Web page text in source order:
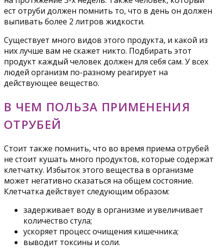
ест отруби должен помнить то, что в день он должен
выпивать более 2 литров жидкости.
Существует много видов этого продукта, и какой из
них лучше вам не скажет никто. Подбирать этот
продукт каждый человек должен для себя сам. У всех
людей организм по-разному реагирует на
действующее вещество.
В ЧЕМ ПОЛЬЗА ПРИМЕНЕНИЯ
ОТРУБЕЙ
Стоит также помнить, что во время приема отрубей
не стоит кушать много продуктов, которые содержат
клетчатку. Избыток этого вещества в организме
может негативно сказаться на общем состояние.
Клетчатка действует следующим образом:
задерживает воду в организме и увеличивает
количество стула;
ускоряет процесс очищения кишечника;
выводит токсины и соли.